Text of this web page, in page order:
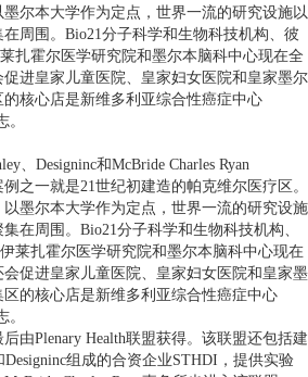
尔本大学作为定点，世界一流的研究设施以
周围。Bio21分子科学和生物科技机构、彼
扎霍尔医学研究院和墨尔本脑科中心现在全
进皇家儿童医院、皇家妇女医院和皇家墨尔
核心店是新维多利亚综合性癌症中心
、Designinc和McBride Charles Ryan
之一就是21世纪初建造的帕克维尔医疗区。
墨尔本大学作为定点，世界一流的研究设施
在周围。Bio21分子科学和生物科技机构、
莱扎霍尔医学研究院和墨尔本脑科中心现在
促进皇家儿童医院、皇家妇女医院和皇家墨
的核心店是新维多利亚综合性癌症中心
由Plenary Health联盟获得。该联盟还包括建
Designinc组成的合资企业STHDI，提供实验